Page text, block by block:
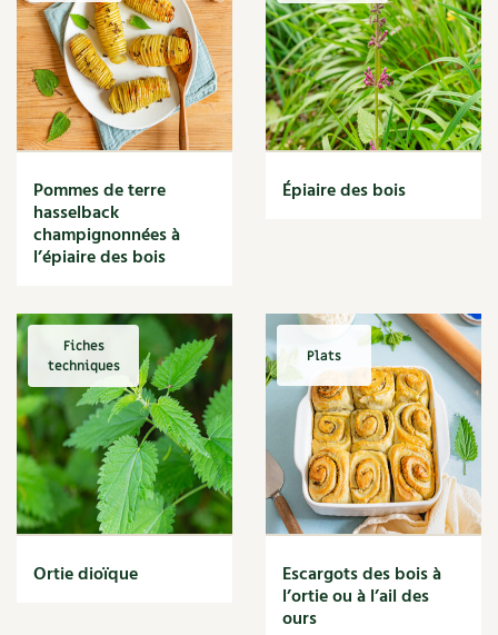
Muret
Muscade
Musique
Narcisse
Nature
Nettoyage
Nichoir
Noisette
Noix
Nourriture
Nuisibles
Numérique
Nutriments
Observation
Œuf
Oignon
Oiseaux
Olivier
Optimiser l'espace
Pommes de terre
hasselback
champignonnées à
l’épiaire des bois
Épiaire des bois
Fiches
techniques
Ortie dioïque
Plats
Escargots des bois à
l’ortie ou à l’ail des
ours